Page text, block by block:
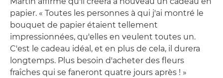
papier. « Toutes les personnes à qui j'ai montré le
bouquet de papier étaient tellement
impressionnées, qu'elles en veulent toutes un.
C'est le cadeau idéal, et en plus de cela, il durera
longtemps. Plus besoin d'acheter des fleurs
fraîches qui se faneront quatre jours après ! »